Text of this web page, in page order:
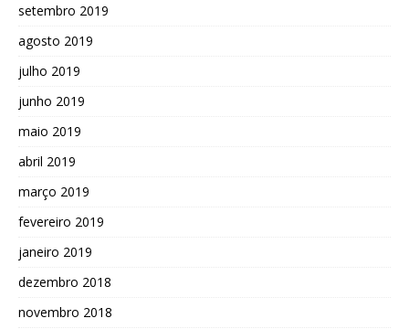
setembro 2019
agosto 2019
julho 2019
junho 2019
maio 2019
abril 2019
março 2019
fevereiro 2019
janeiro 2019
dezembro 2018
novembro 2018